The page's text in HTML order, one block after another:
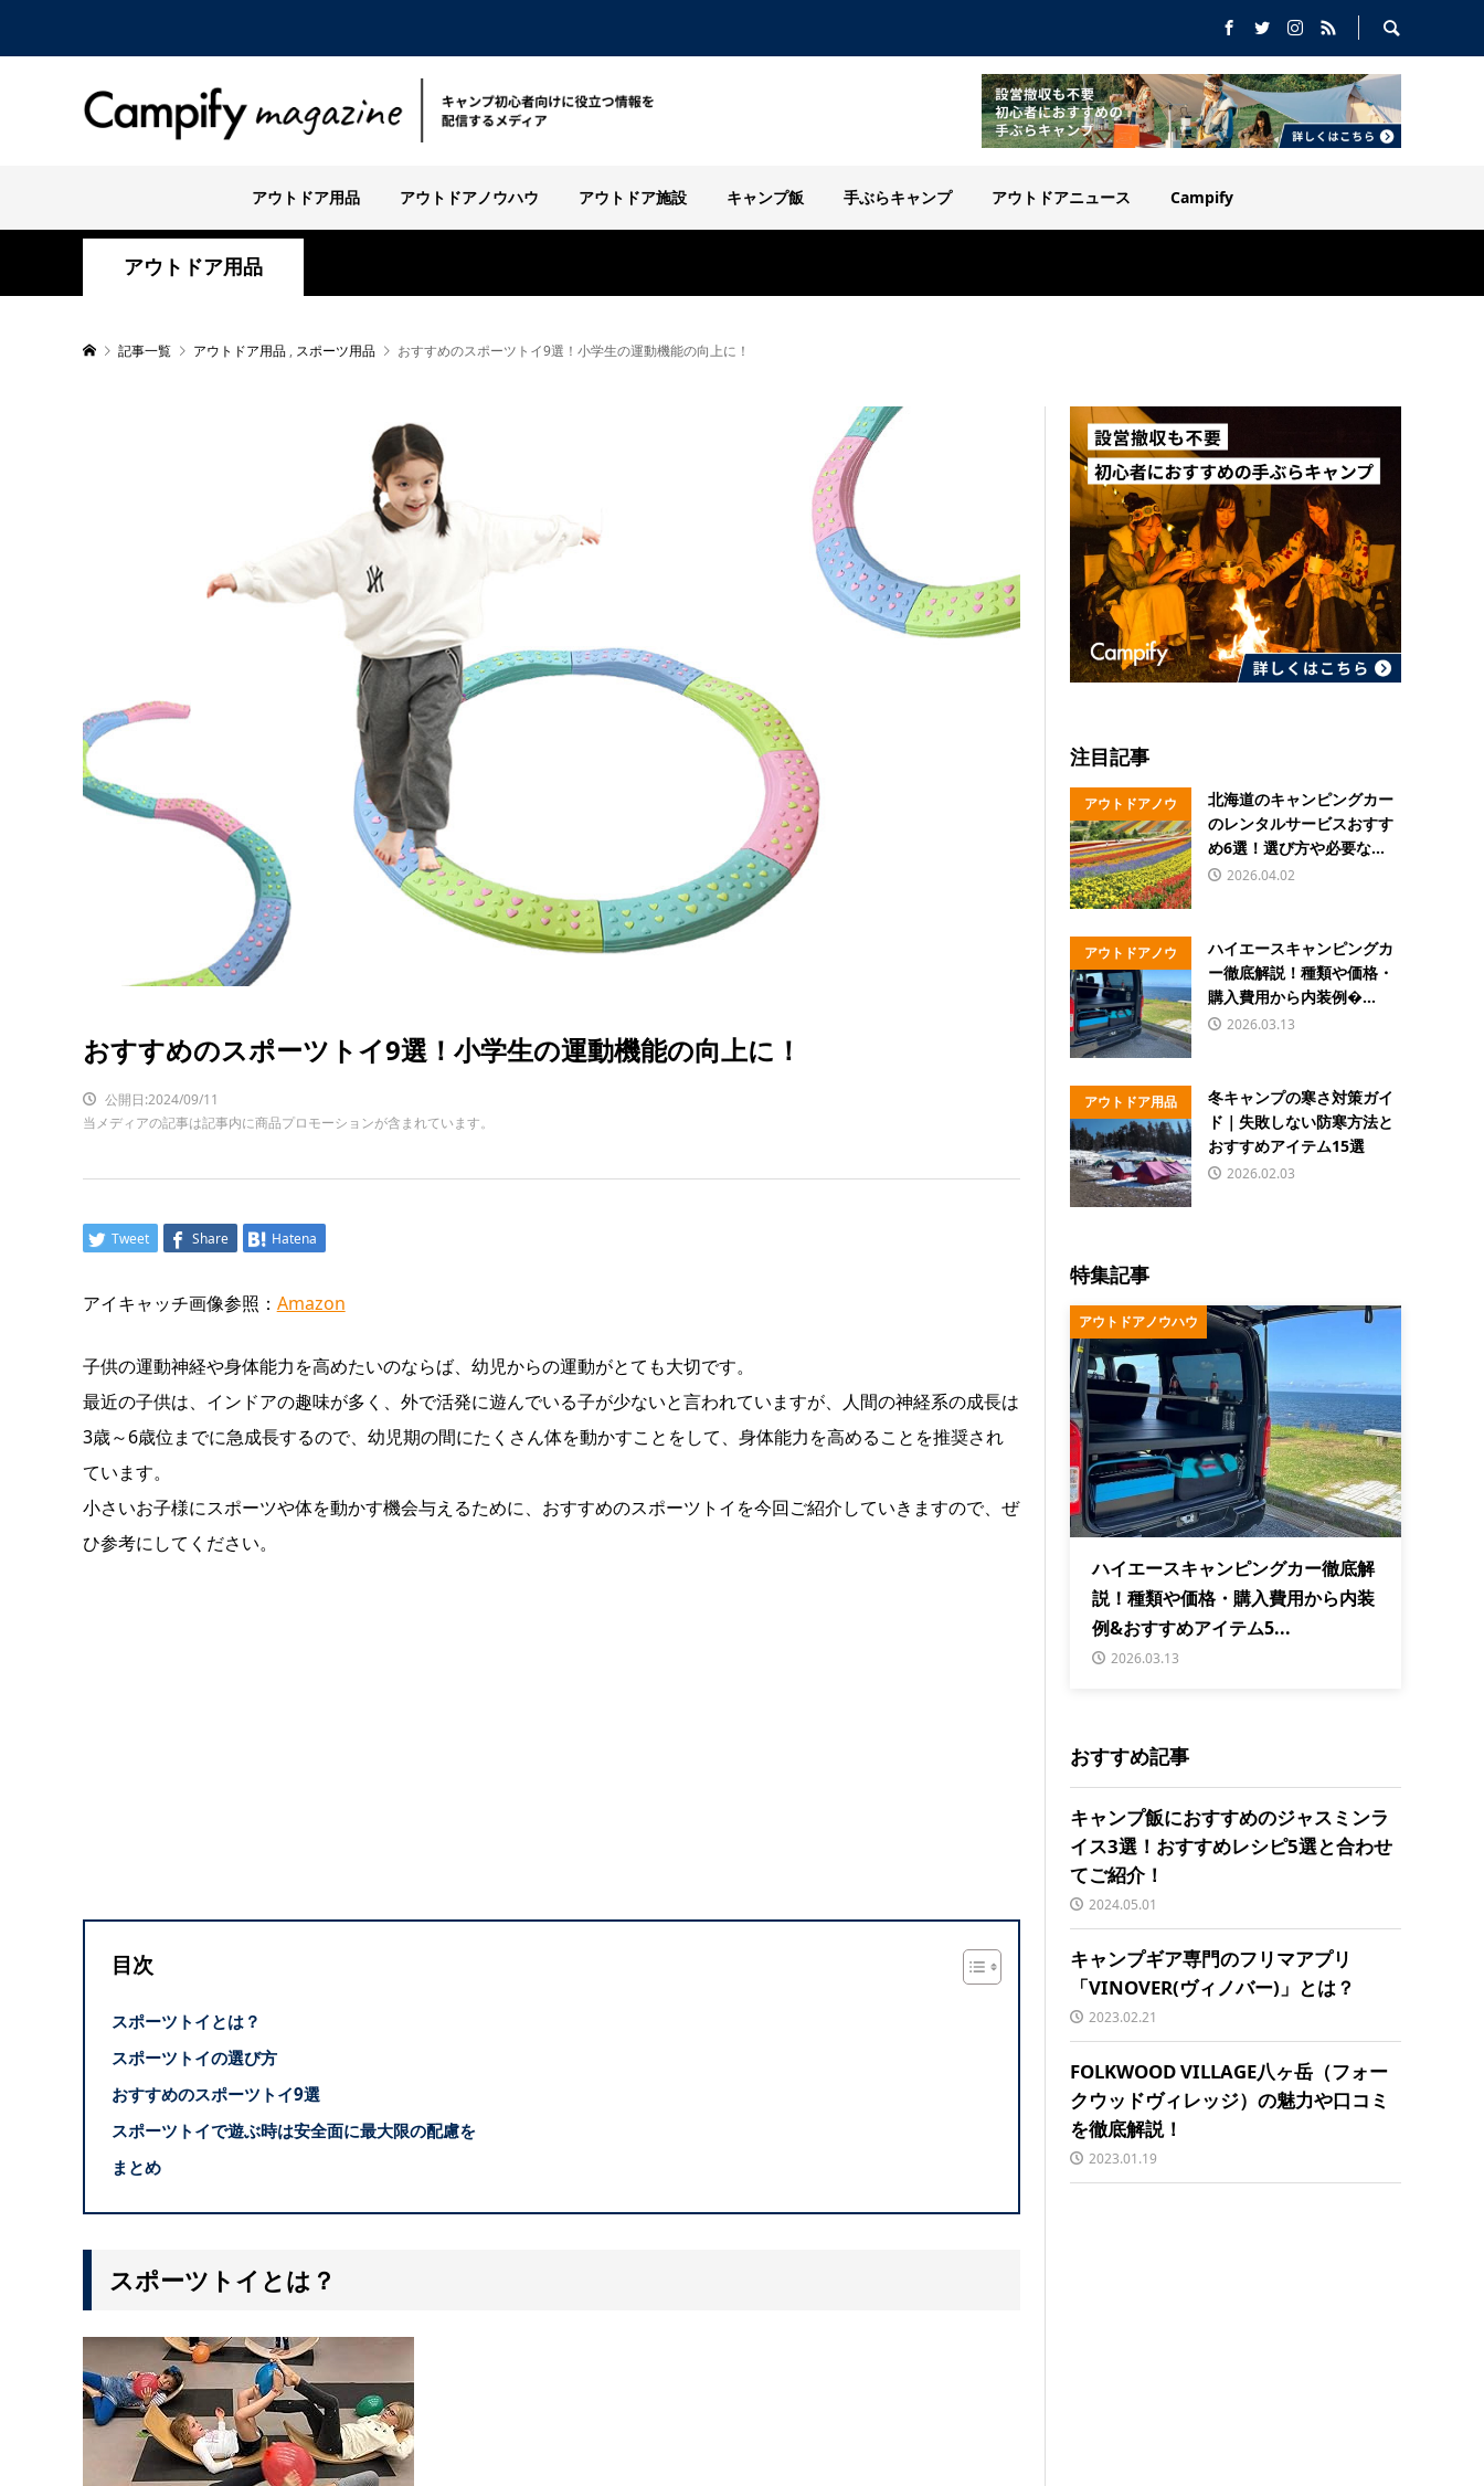
アウトドア用品 アウトドアノウハウ アウトドア施設 キャンプ飯 手ぶらキャンプ アウトドアニュース Campify
アウトドア用品
記事一覧 アウトドア用品 , スポーツ用品 おすすめのスポーツトイ9選！小学生の運動機能の向上に！
おすすめのスポーツトイ9選！小学生の運動機能の向上に！
公開日:2024/09/11
当メディアの記事は記事内に商品プロモーションが含まれています。
Tweet Share Hatena
アイキャッチ画像参照： Amazon
子供の運動神経や身体能力を高めたいのならば、幼児からの運動がとても大切です。
最近の子供は、インドアの趣味が多く、外で活発に遊んでいる子が少ないと言われていますが、人間の神経系の成長は
3歳～6歳位までに急成長するので、幼児期の間にたくさん体を動かすことをして、身体能力を高めることを推奨され
ています。
小さいお子様にスポーツや体を動かす機会与えるために、おすすめのスポーツトイを今回ご紹介していきますので、ぜ
ひ参考にしてください。
目次
スポーツトイとは？
スポーツトイの選び方
おすすめのスポーツトイ9選
スポーツトイで遊ぶ時は安全面に最大限の配慮を
まとめ
スポーツトイとは？
注目記事
アウトドアノウ
ハウ
北海道のキャンピングカー
のレンタルサービスおすす
め6選！選び方や必要な...
2026.04.02
アウトドアノウ
ハウ
ハイエースキャンピングカ
ー徹底解説！種類や価格・
購入費用から内装例�...
2026.03.13
アウトドア用品
冬キャンプの寒さ対策ガイ
ド｜失敗しない防寒方法と
おすすめアイテム15選
2026.02.03
特集記事
アウトドアノウハウ
ハイエースキャンピングカー徹底解
説！種類や価格・購入費用から内装
例&おすすめアイテム5...
2026.03.13
おすすめ記事
キャンプ飯におすすめのジャスミンラ
イス3選！おすすめレシピ5選と合わせ
てご紹介！
2024.05.01
キャンプギア専門のフリマアプリ
「VINOVER(ヴィノバー)」とは？
2023.02.21
FOLKWOOD VILLAGE八ヶ岳（フォー
クウッドヴィレッジ）の魅力や口コミ
を徹底解説！
2023.01.19